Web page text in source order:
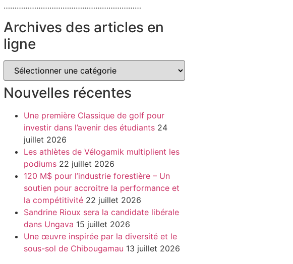
………………………………………………………
Archives des articles en
ligne
Nouvelles récentes
Une première Classique de golf pour
investir dans l’avenir des étudiants 24
juillet 2026
Les athlètes de Vélogamik multiplient les
podiums 22 juillet 2026
120 M$ pour l’industrie forestière – Un
soutien pour accroitre la performance et
la compétitivité 22 juillet 2026
Sandrine Rioux sera la candidate libérale
dans Ungava 15 juillet 2026
Une œuvre inspirée par la diversité et le
sous-sol de Chibougamau 13 juillet 2026